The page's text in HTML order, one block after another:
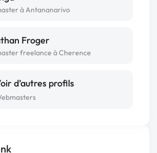
à Antananarivo
Froger
freelance à Cherence
d’autres profils